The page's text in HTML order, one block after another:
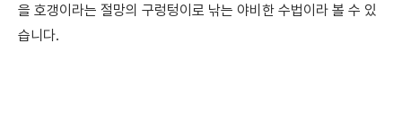
을 호갱이라는 절망의 구렁텅이로 낚는 야비한 수법이라 볼 수 있
습니다.